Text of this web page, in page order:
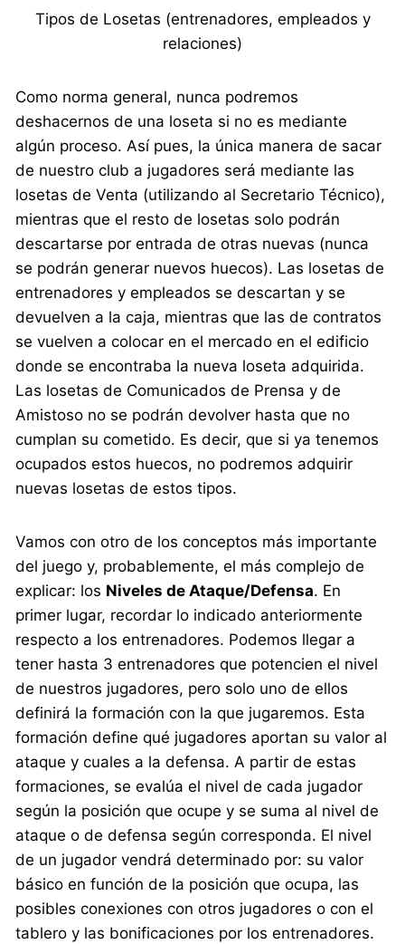
Tipos de Losetas (entrenadores, empleados y
relaciones)
Como norma general, nunca podremos
deshacernos de una loseta si no es mediante
algún proceso. Así pues, la única manera de sacar
de nuestro club a jugadores será mediante las
losetas de Venta (utilizando al Secretario Técnico),
mientras que el resto de losetas solo podrán
descartarse por entrada de otras nuevas (nunca
se podrán generar nuevos huecos). Las losetas de
entrenadores y empleados se descartan y se
devuelven a la caja, mientras que las de contratos
se vuelven a colocar en el mercado en el edificio
donde se encontraba la nueva loseta adquirida.
Las losetas de Comunicados de Prensa y de
Amistoso no se podrán devolver hasta que no
cumplan su cometido. Es decir, que si ya tenemos
ocupados estos huecos, no podremos adquirir
nuevas losetas de estos tipos.
Vamos con otro de los conceptos más importante
del juego y, probablemente, el más complejo de
explicar: los Niveles de Ataque/Defensa. En
primer lugar, recordar lo indicado anteriormente
respecto a los entrenadores. Podemos llegar a
tener hasta 3 entrenadores que potencien el nivel
de nuestros jugadores, pero solo uno de ellos
definirá la formación con la que jugaremos. Esta
formación define qué jugadores aportan su valor al
ataque y cuales a la defensa. A partir de estas
formaciones, se evalúa el nivel de cada jugador
según la posición que ocupe y se suma al nivel de
ataque o de defensa según corresponda. El nivel
de un jugador vendrá determinado por: su valor
básico en función de la posición que ocupa, las
posibles conexiones con otros jugadores o con el
tablero y las bonificaciones por los entrenadores.